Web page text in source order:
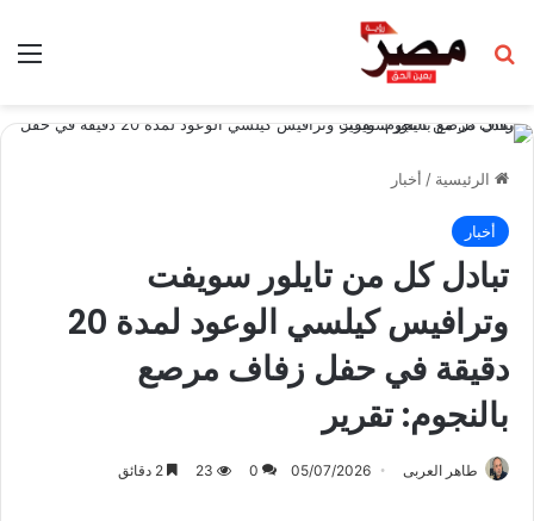
بحث عن
الرئيسية / أخبار
أخبار
تبادل كل من تايلور سويفت
وترافيس كيلسي الوعود لمدة 20
دقيقة في حفل زفاف مرصع
بالنجوم: تقرير
طاهر العربى 05/07/2026
0
23